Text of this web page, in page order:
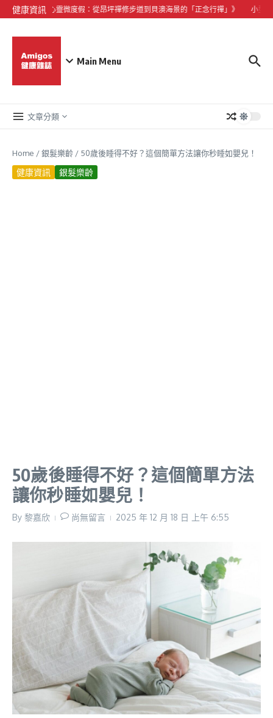
Skip to content
健康資訊
《大嶼山心靈微度假：從昂坪禪修步道到貝澳海景的「正念行禪」》 小型犬
Main Menu
文章分類
Home /銀髮樂齡 / 50歲後睡得不好？這個簡單方法讓你秒睡如嬰兒！
健康資訊 銀髮樂齡
50歲後睡得不好？這個簡單方法
讓你秒睡如嬰兒！
By 黎嘉欣 尚無留言 2025 年 12 月 18 日 上午 6:55